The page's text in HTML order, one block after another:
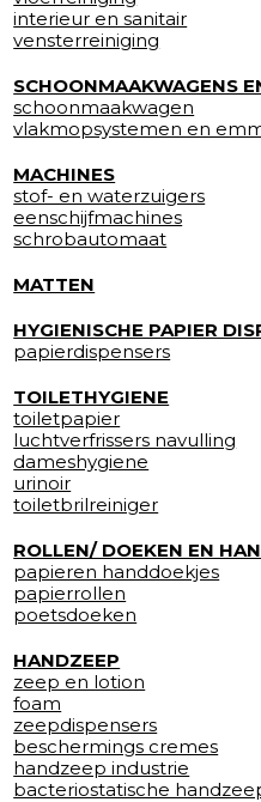
interieur en sanitair
vensterreiniging
SCHOONMAAKWAGENS
schoonmaakwagen
vlakmopsystemen en
MACHINES
stof- en waterzuigers
eenschijfmachines
schrobautomaat
MATTEN
HYGIENISCHE PAPIER
papierdispensers
TOILETHYGIENE
toiletpapier
luchtverfrissers navulling
dameshygiene
urinoir
toiletbrilreiniger
ROLLEN/ DOEKEN EN
papieren handdoekjes
papierrollen
poetsdoeken
HANDZEEP
zeep en lotion
foam
zeepdispensers
beschermings cremes
handzeep industrie
bacteriostatische